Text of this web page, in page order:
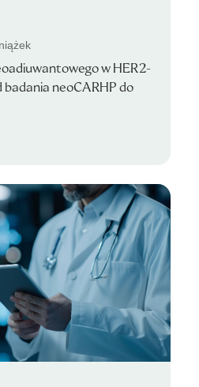
w HER2-
neoCARHP do